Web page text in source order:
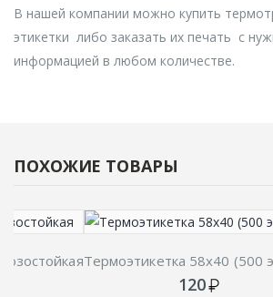
В нашей компании можно купить
этикетки либо заказать их печать с
информацией в любом количестве.
ПОХОЖИЕ ТОВАРЫ
Термоэтикетка 58х40 (500
120